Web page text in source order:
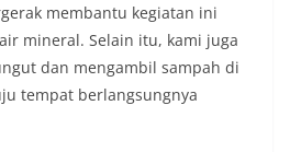
membantu kegiatan ini
mineral. Selain itu, kami juga
dan mengambil sampah di
tempat berlangsungnya